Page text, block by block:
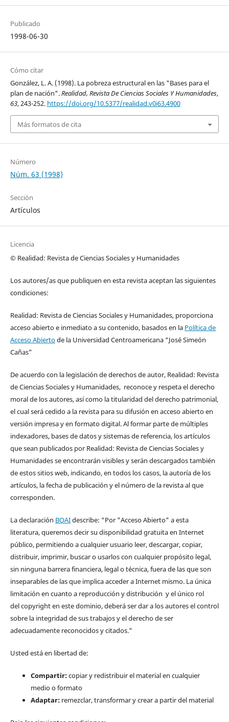
Publicado
1998-06-30
Cómo citar
González, L. A. (1998). La pobreza estructural en las "Bases para el
plan de nación".Realidad, Revista De Ciencias Sociales Y Humanidades,
63, 243-252. https://doi.org/10.5377/realidad.v0i63.4900
Más formatos de cita
Número
Núm. 63 (1998)
Sección
Artículos
Licencia
© Realidad: Revista de Ciencias Sociales y Humanidades
Los autores/as que publiquen en esta revista aceptan las siguientes
condiciones:
Realidad: Revista de Ciencias Sociales y Humanidades, proporciona
acceso abierto e inmediato a su contenido, basados en la Política de
Acceso Abiertode la Universidad Centroamericana “José Simeón
Cañas”
De acuerdo con la legislación de derechos de autor, Realidad: Revista
de Ciencias Sociales y Humanidades, reconoce y respeta el derecho
moral de los autores, así como la titularidad del derecho patrimonial,
el cual será cedido a la revista para su difusión en acceso abierto en
versión impresa y en formato digital. Al formar parte de múltiples
indexadores, bases de datos y sistemas de referencia, los artículos
que sean publicados por Realidad: Revista de Ciencias Sociales y
Humanidades se encontrarán visibles y serán descargados también
de estos sitios web, indicando, en todos los casos, la autoría de los
artículos, la fecha de publicación y el número de la revista al que
corresponden.
La declaración BOAIdescribe: “Por "Acceso Abierto" a esta
literatura, queremos decir su disponibilidad gratuita en Internet
público, permitiendo a cualquier usuario leer, descargar, copiar,
distribuir, imprimir, buscar o usarlos con cualquier propósito legal,
sin ninguna barrera financiera, legal o técnica, fuera de las que son
inseparables de las que implica acceder a Internet mismo. La única
limitación en cuanto a reproducción y distribución y el único rol
del copyright en este dominio, deberá ser dar a los autores el control
sobre la integridad de sus trabajos y el derecho de ser
adecuadamente reconocidos y citados."
Usted está en libertad de:
Compartir:copiar y redistribuir el material en cualquier
medio o formato
Adaptar:remezclar, transformar y crear a partir del material